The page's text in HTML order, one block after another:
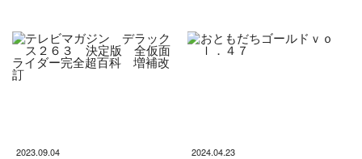
2023.09.04 2024.04.23